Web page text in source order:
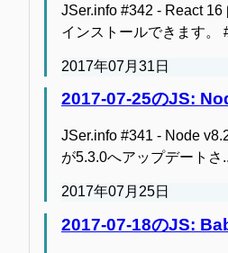
JSer.info #342 - React
インストールできます。
2017年07月31日
2017-07-25のJS:
JSer.info #341 - Node
が5.3.0へアップデートさ
2017年07月25日
2017-07-18のJS: